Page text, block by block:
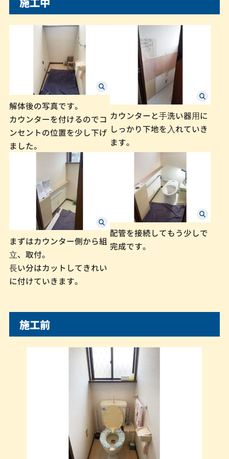
解体後の写真です。
カウンターを付けるのでコ
ンセントの位置を少し下げ
ました。
カウンターと⼿洗い器⽤に
しっかり下地を⼊れていき
ます。
まずはカウンター側から組
⽴、取付。
⻑い分はカットしてきれい
に付けていきます。
配管を接続してもう少しで
完成です。
施工前